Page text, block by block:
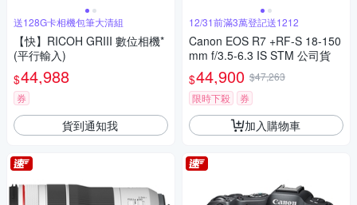
送128G卡相機包筆大清組
【快】RICOH GRIII 數位相機*
(平行輸入)
$44,988
券
貨到通知我
12/31前滿3萬登記送1212
Canon EOS R7 +RF-S 18-150
mm f/3.5-6.3 IS STM 公司貨
$44,900 $47,263
限時下殺
券
加入購物車